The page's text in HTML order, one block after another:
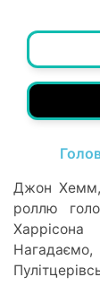
Джон Хемм,
роллю